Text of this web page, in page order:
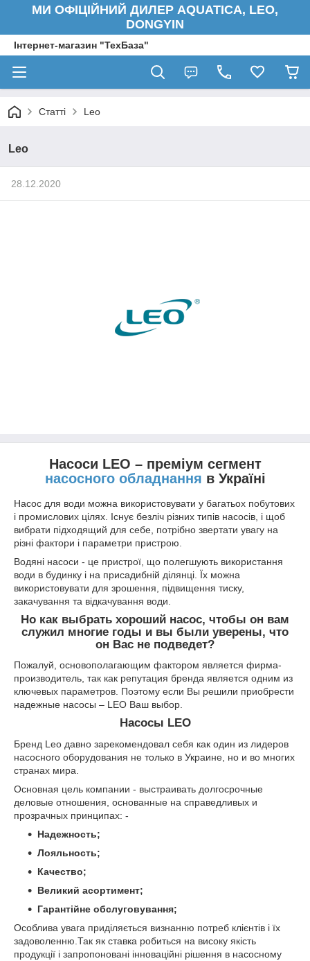
МИ ОФІЦІЙНИЙ ДИЛЕР AQUATICA, LEO,
DONGYIN
Інтернет-магазин "ТехБаза"
Статті Leo
Leo
28.12.2020
Насоси LEO – преміум сегмент
насосного обладнання в Україні
Насос для води можна використовувати у багатьох побутових
і промислових цілях. Існує безліч різних типів насосів, і щоб
вибрати підходящий для себе, потрібно звертати увагу на
різні фактори і параметри пристрою.
Водяні насоси - це пристрої, що полегшують використання
води в будинку і на присадибній ділянці. Їх можна
використовувати для зрошення, підвищення тиску,
закачування та відкачування води.
Но как выбрать хороший насос, чтобы он вам
служил многие годы и вы были уверены, что
он Вас не подведет?
Пожалуй, основополагающим фактором является фирма-
производитель, так как репутация бренда является одним из
ключевых параметров. Поэтому если Вы решили приобрести
надежные насосы – LEO Ваш выбор.
Насосы LEO
Бренд Leo давно зарекомендовал себя как один из лидеров
насосного оборудования не только в Украине, но и во многих
странах мира.
Основная цель компании - выстраивать долгосрочные
деловые отношения, основанные на справедливых и
прозрачных принципах: -
Надежность;
Лояльность;
Качество;
Великий асортимент;
Гарантійне обслуговування;
Особлива увага приділяється визнанню потреб клієнтів і їх
задоволенню.Так як ставка робиться на високу якість
продукції і запропоновані інноваційні рішення в насосному